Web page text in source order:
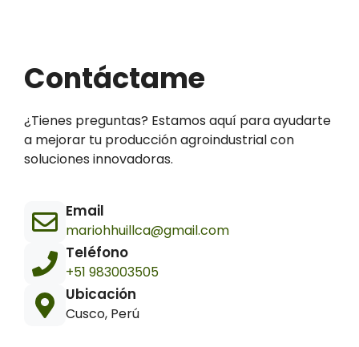
Contáctame
¿Tienes preguntas? Estamos aquí para ayudarte
a mejorar tu producción agroindustrial con
soluciones innovadoras.
Email
mariohhuillca@gmail.com
Teléfono
+51 983003505
Ubicación
Cusco, Perú